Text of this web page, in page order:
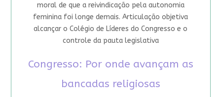
moral de que a reivindicação pela autonomia
feminina foi longe demais. Articulação objetiva
alcançar o Colégio de Líderes do Congresso e o
controle da pauta legislativa
Congresso: Por onde avançam as
bancadas religiosas